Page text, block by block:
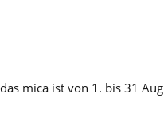
das mica ist von 1. bis 31